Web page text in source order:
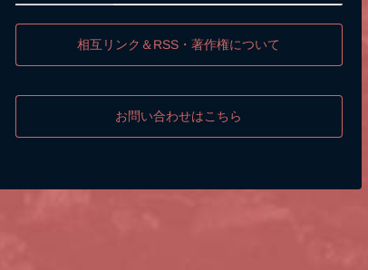
相互リンク＆RSS・著作権について
お問い合わせはこちら